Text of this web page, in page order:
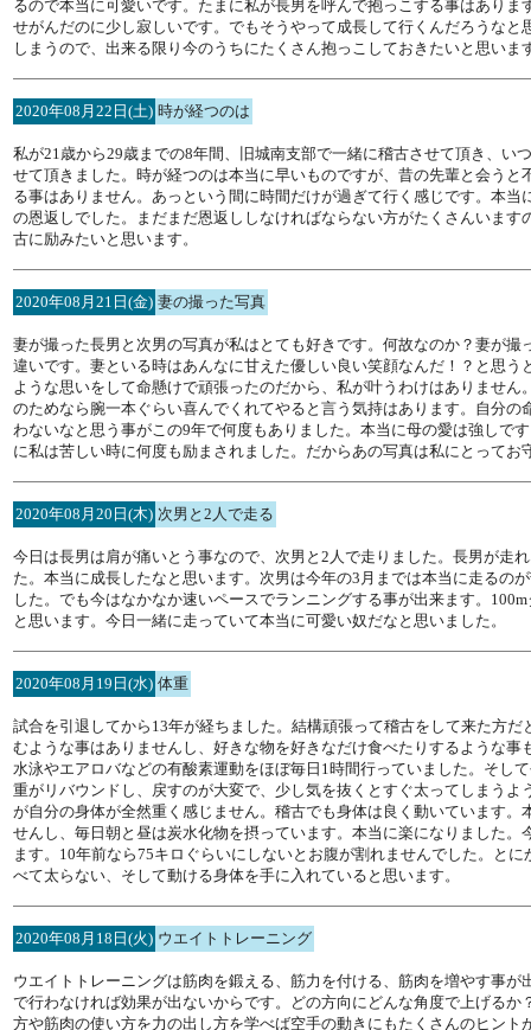
るので本当に可愛いです。たまに私が長男を呼んで抱っこする事はあり
せがんだのに少し寂しいです。でもそうやって成長して行くんだろうな
しまうので、出来る限り今のうちにたくさん抱っこしておきたいと思いま
2020年08月22日(土) 時が経つのは
私が21歳から29歳までの8年間、旧城南支部で一緒に稽古させて頂き、
せて頂きました。時が経つのは本当に早いものですが、昔の先輩と会う
る事はありません。あっという間に時間だけが過ぎて行く感じです。本
の恩返しでした。まだまだ恩返ししなければならない方がたくさんいま
古に励みたいと思います。
2020年08月21日(金) 妻の撮った写真
妻が撮った長男と次男の写真が私はとても好きです。何故なのか？妻が
違いです。妻といる時はあんなに甘えた優しい良い笑顔なんだ！？と思
ような思いをして命懸けで頑張ったのだから、私が叶うわけはありませ
のためなら腕一本ぐらい喜んでくれてやると言う気持はあります。自分
わないなと思う事がこの9年で何度もありました。本当に母の愛は強しで
に私は苦しい時に何度も励まされました。だからあの写真は私にとってお
2020年08月20日(木) 次男と2人で走る
今日は長男は肩が痛いとう事なので、次男と2人で走りました。長男が走
た。本当に成長したなと思います。次男は今年の3月までは本当に走るの
した。でも今はなかなか速いペースでランニングする事が出来ます。
と思います。今日一緒に走っていて本当に可愛い奴だなと思いました。
2020年08月19日(水) 体重
試合を引退してから13年が経ちました。結構頑張って稽古をして来た方
むような事はありませんし、好きな物を好きなだけ食べたりするような
水泳やエアロバなどの有酸素運動をほぼ毎日1時間行っていました。そし
重がリバウンドし、戻すのが大変で、少し気を抜くとすぐ太ってしまう
が自分の身体が全然重く感じません。稽古でも身体は良く動いています
せんし、毎日朝と昼は炭水化物を摂っています。本当に楽になりました
ます。10年前なら75キロぐらいにしないとお腹が割れませんでした。と
べて太らない、そして動ける身体を手に入れていると思います。
2020年08月18日(火) ウエイトトレーニング
ウエイトトレーニングは筋肉を鍛える、筋力を付ける、筋肉を増やす事
で行わなければ効果が出ないからです。どの方向にどんな角度で上げる
方や筋肉の使い方を力の出し方を学べば空手の動きにもたくさんのヒン